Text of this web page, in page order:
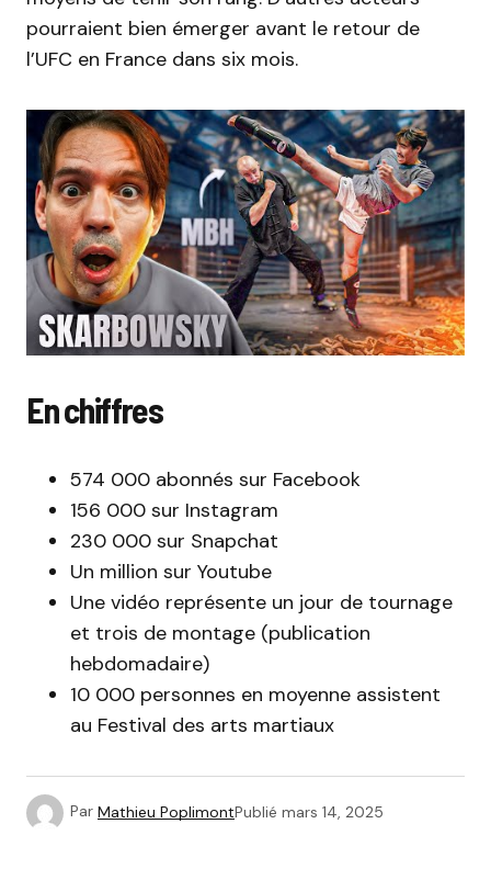
pourraient bien émerger avant le retour de
l’UFC en France dans six mois.
En chiffres
574 000 abonnés sur Facebook
156 000 sur Instagram
230 000 sur Snapchat
Un million sur Youtube
Une vidéo représente un jour de tournage
et trois de montage (publication
hebdomadaire)
10 000 personnes en moyenne assistent
au Festival des arts martiaux
Par Mathieu PoplimontPublié mars 14, 2025